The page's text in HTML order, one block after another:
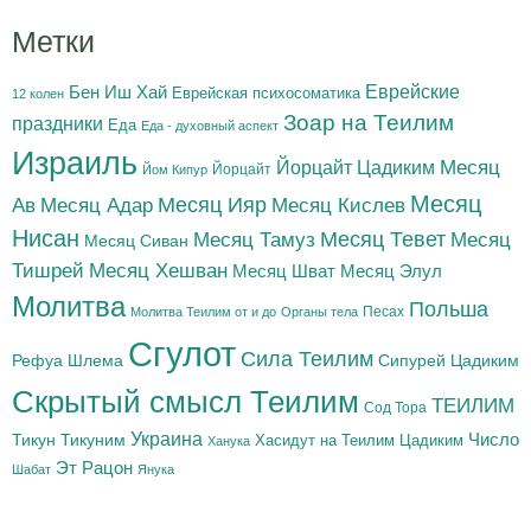
Метки
12 колен Бен Иш Хай Еврейская психосоматика Еврейские
праздники Еда Еда - духовный аспект Зоар на Теилим
Израиль Йом Кипур Йорцайт Йорцайт Цадиким Месяц
Ав Месяц Адар Месяц Ияр Месяц Кислев Месяц
Нисан Месяц Сиван Месяц Тамуз Месяц Тевет Месяц
Тишрей Месяц Хешван Месяц Шват Месяц Элул
Молитва Молитва Теилим от и до Органы тела Песах Польша
Рефуа Шлема Сгулот Сила Теилим Сипурей Цадиким
Скрытый смысл Теилим Сод Тора ТЕИЛИМ
Тикун Тикуним Украина Ханука Хасидут на Теилим Цадиким Число
Шабат Эт Рацон Янука